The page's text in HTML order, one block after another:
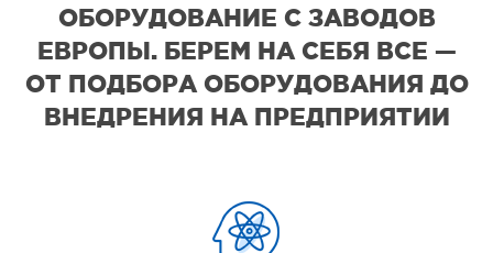
ОБОРУДОВАНИЕ С ЗАВОДОВ
ЕВРОПЫ. БЕРЕМ НА СЕБЯ ВСЕ —
ОТ ПОДБОРА ОБОРУДОВАНИЯ ДО
ВНЕДРЕНИЯ НА ПРЕДПРИЯТИИ